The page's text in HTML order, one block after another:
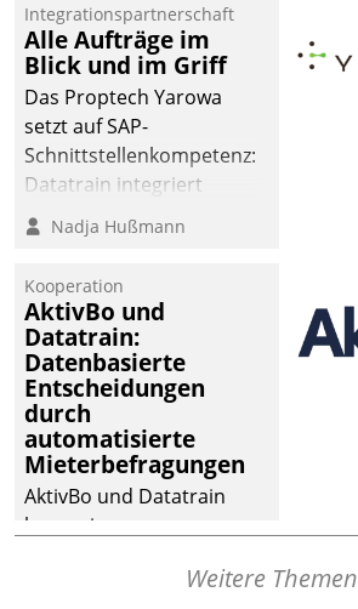
Integrationspartnerschaft
Alle Aufträge im
Blick und im Griff
Das Proptech Yarowa
setzt auf SAP-
Schnittstellenkompetenz:
Datatrain integriert
Yarowas Portal zur
Vergabe und Verwaltung
operativen
Instandhaltung in die
SAP-Systemlandschaft
deutscher
Wohnungsunternehmen
– und beschleunigt damit
den Weg vom
Mieteranliegen zum
Dienstleisterauftrag.
Nadja Hußmann
Kooperation
AktivBo und
Datatrain:
Datenbasierte
Entscheidungen
durch
automatisierte
Mieterbefragungen
AktivBo und Datatrain
kooperieren –
profitieren: Die nahtloseWeitere Themen